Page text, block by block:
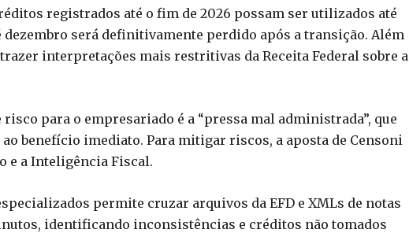
registrados até o fim de 2026 possam ser utilizados até
dezembro será definitivamente perdido após a transição. Além
interpretações mais restritivas da Receita Federal sobre a
para o empresariado é a “pressa mal administrada”, que
benefício imediato. Para mitigar riscos, a aposta de Censoni
e a Inteligência Fiscal.
permite cruzar arquivos da EFD e XMLs de notas
identificando inconsistências e créditos não tomados